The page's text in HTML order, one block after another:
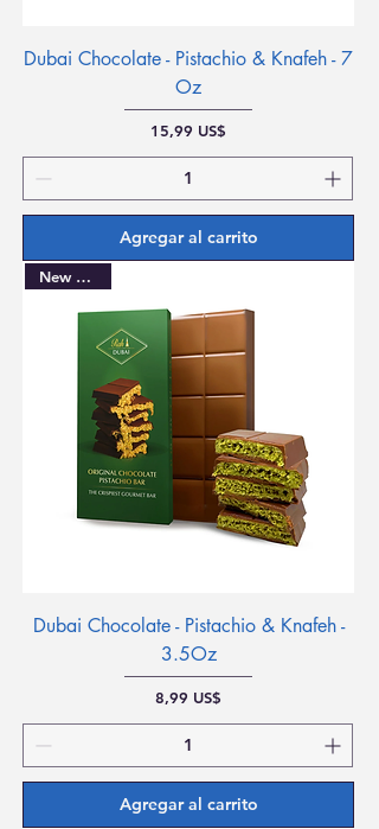
Dubai Chocolate - Pistachio & Knafeh - 7
Oz
Precio
15,99 US$
Agregar al carrito
New Arrival
Dubai Chocolate - Pistachio & Knafeh -
3.5Oz
Precio
8,99 US$
Agregar al carrito